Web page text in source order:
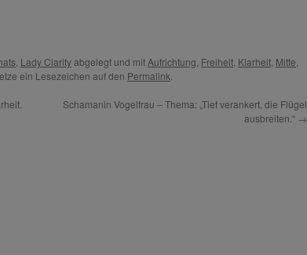
Lady Clarityabgelegt und mit Aufrichtung Freiheit Klarheit Mitte
ein Lesezeichen auf den Permalink
Schamanin Vogelfrau – Thema: „Tief verankert, die Flügel
ausbreiten.“ →